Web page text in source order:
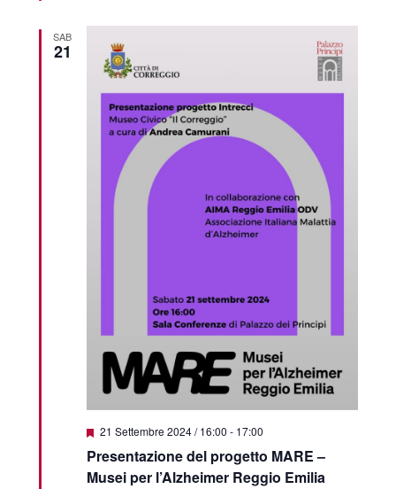
SAB
21
Segnalati
21 Settembre 2024 / 16:00 - 17:00
Presentazione del progetto MARE –
Musei per l’Alzheimer Reggio Emilia